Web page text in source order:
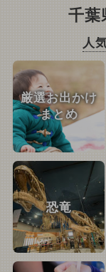
千葉
人
厳選お出かけ
まとめ
恐竜